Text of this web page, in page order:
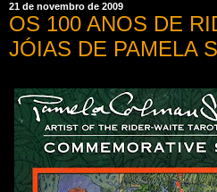
21 de novembro de 2009
OS 100 ANOS DE
JÓIAS DE PAMELA